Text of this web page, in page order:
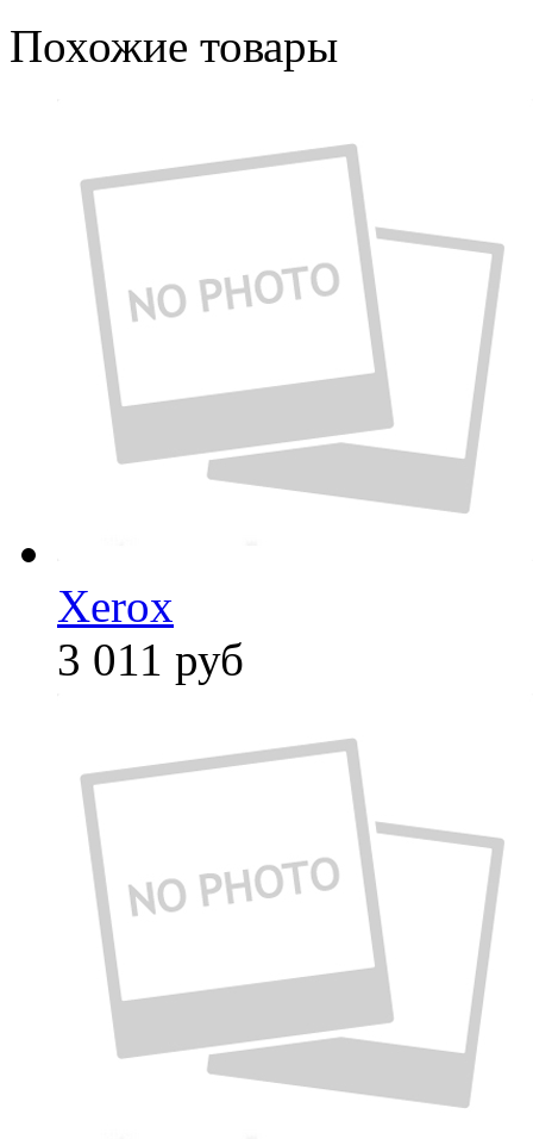
Похожие товары
Xerox
3 011 руб